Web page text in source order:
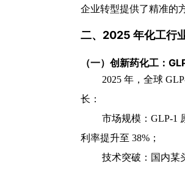
企业转型提供了精准的
二、2025 年化工行
（一）创新药化工：
2025 年，全球
长：
市场规模：GLP-1
利率提升至 38%；
技术突破：国内某